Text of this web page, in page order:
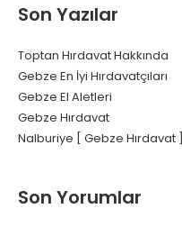
Son Yazılar
Toptan Hırdavat Hakkında
Gebze En İyi Hırdavatçıları
Gebze El Aletleri
Gebze Hırdavat
Nalburiye [ Gebze Hırdavat ]
Son Yorumlar